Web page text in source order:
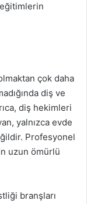
çok daha
diş ve
diş hekimleri
yalnızca evde
Profesyonel
uzun ömürlü
branşları